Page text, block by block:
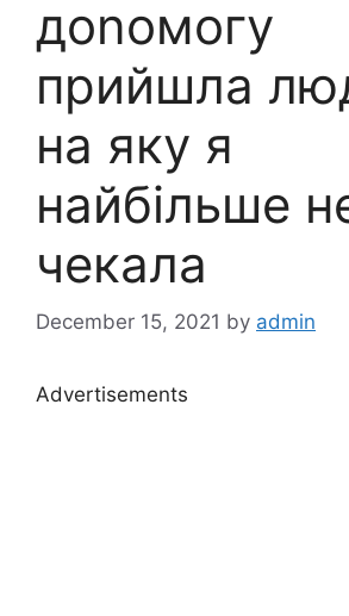
доnомогу
прийшла
на яку я
найбільше
чекала
December 15, 2021 by admin
Advertisements